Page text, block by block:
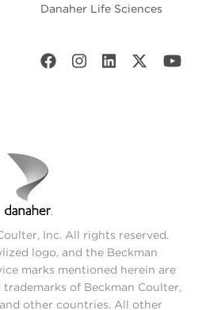
Danaher Life Sciences
Inc. All rights reserved.
logo, and the Beckman
marks mentioned herein are
of Beckman Coulter,
other countries. All other